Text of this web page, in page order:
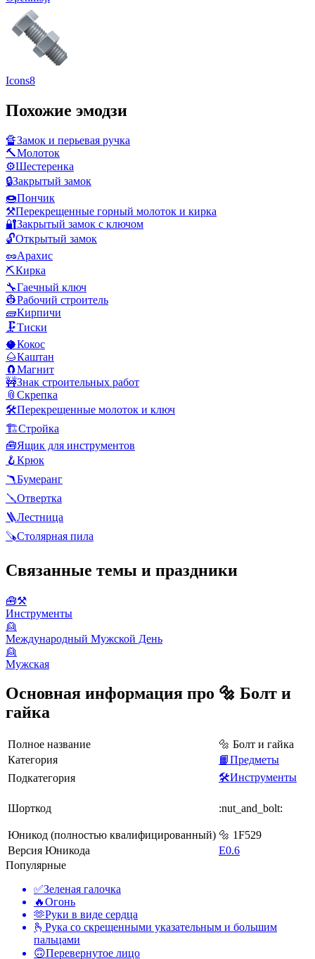
Icons8
Похожие эмодзи
🔏Замок и перьевая ручка
🔨Молоток
⚙️Шестеренка
🔒Закрытый замок
🍩Пончик
⚒️Перекрещенные горный молоток и кирка
🔐Закрытый замок с ключом
🔓Открытый замок
🥜Арахис
⛏️Кирка
🔧Гаечный ключ
👷Рабочий строитель
🧱Кирпичи
🗜️Тиски
🥥Кокос
🌰Каштан
🧲Магнит
🚧Знак строительных работ
📎 Скрепка
🛠️Перекрещенные молоток и ключ
🏗️Стройка
🧰Ящик для инструментов
🪝Крюк
🪃Бумеранг
🪛Отвертка
🪜Лестница
🪚Столярная пила
Связанные темы и праздники
🧰⚒️
Инструменты
👱
Международный Мужской День
👱
Мужская
Основная информация про 🔩 Болт и
гайка
Полное название
🔩 Болт и гайка
Категория
📙Предметы
Подкатегория
🛠️Инструменты
Шорткод :nut_and_bolt:
Юникод (полностью квалифицированный) 🔩 1F529
Версия Юникода
E0.6
Популярные
✅Зеленая галочка
🔥Огонь
🫶Руки в виде сердца
🫰 Рука со скрещенными указательным и большим
пальцами
🙃Перевернутое лицо